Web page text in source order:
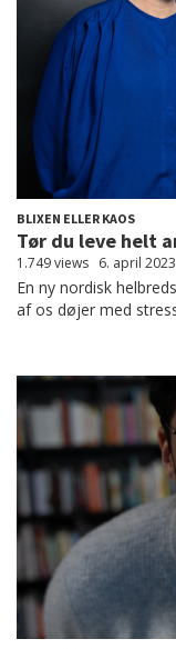
BLIXEN ELLER KAOS
Tør du leve helt
1.749 views 6. april 2023
En ny nordisk
af os døjer med